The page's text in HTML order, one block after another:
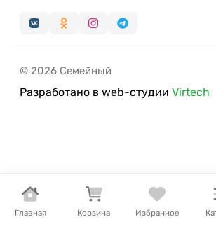
Главная Корзина Избранное
© 2026 Семейный
Разработано в web-студии Virtech